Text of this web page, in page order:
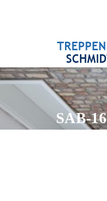
SAB-16